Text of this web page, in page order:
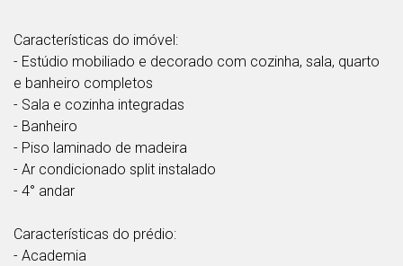
Características do imóvel:
- Estúdio mobiliado e decorado com cozinha, sala, quarto
e banheiro completos
- Sala e cozinha integradas
- Banheiro
- Piso laminado de madeira
- Ar condicionado split instalado
- 4° andar
Características do prédio:
- Academia